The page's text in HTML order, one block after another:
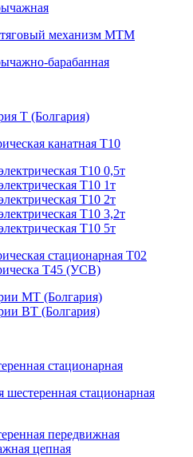
механизм МТМ
барабанная
Т (Болгария)
канатная Т10
Т10 0,5т
Т10 1т
Т10 2т
Т10 3,2т
Т10 5т
стационарная Т02
T45 (УСВ)
МТ (Болгария)
ВТ (Болгария)
стационарная
шестеренная стационарная
передвижная
цепная